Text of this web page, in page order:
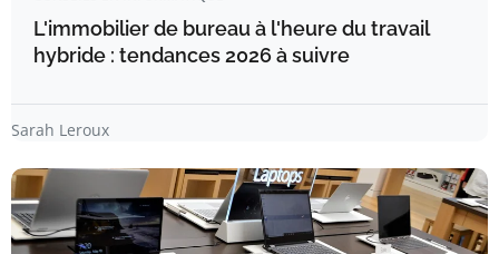
L'immobilier de bureau à l'heure du travail
hybride : tendances 2026 à suivre
Sarah Leroux